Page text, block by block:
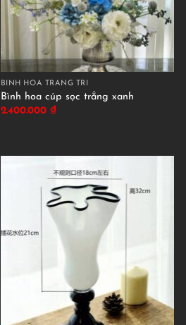
BÌNH HOA TRANG TRÍ
Bình hoa cúp sọc trắng xanh
2.400.000 ₫